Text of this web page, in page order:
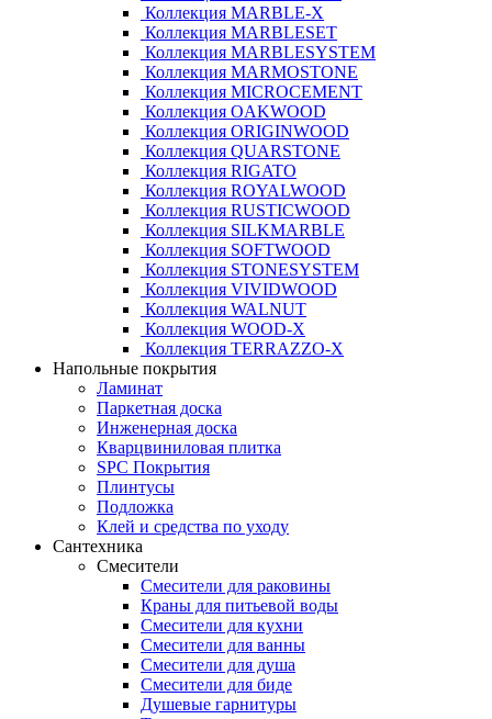
Коллекция MARBLE-X
Коллекция MARBLESET
Коллекция MARBLESYSTEM
Коллекция MARMOSTONE
Коллекция MICROCEMENT
Коллекция OAKWOOD
Коллекция ORIGINWOOD
Коллекция QUARSTONE
Коллекция RIGATO
Коллекция ROYALWOOD
Коллекция RUSTICWOOD
Коллекция SILKMARBLE
Коллекция SOFTWOOD
Коллекция STONESYSTEM
Коллекция VIVIDWOOD
Коллекция WALNUT
Коллекция WOOD-X
Коллекция ТЕRRАZZO-X
Напольные покрытия
Ламинат
Паркетная доска
Инженерная доска
Кварцвиниловая плитка
SPC Покрытия
Плинтусы
Подложка
Клей и средства по уходу
Сантехника
Смесители
Смесители для раковины
Краны для питьевой воды
Смесители для кухни
Смесители для ванны
Смесители для душа
Смесители для биде
Душевые гарнитуры